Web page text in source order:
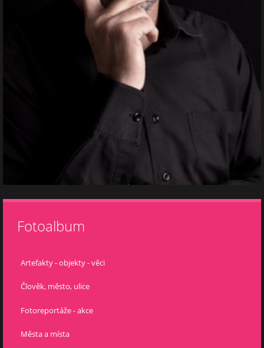
Fotoalbum
Artefakty - objekty - věci
Člověk, město, ulice
Fotoreportáže - akce
Města a místa